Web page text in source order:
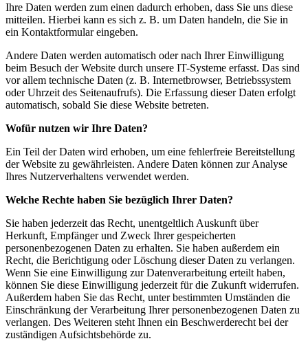
Ihre Daten werden zum einen dadurch erhoben, dass Sie uns diese
mitteilen. Hierbei kann es sich z. B. um Daten handeln, die Sie in
ein Kontaktformular eingeben.
Andere Daten werden automatisch oder nach Ihrer Einwilligung
beim Besuch der Website durch unsere IT-Systeme erfasst. Das sind
vor allem technische Daten (z. B. Internetbrowser, Betriebssystem
oder Uhrzeit des Seitenaufrufs). Die Erfassung dieser Daten erfolgt
automatisch, sobald Sie diese Website betreten.
Wofür nutzen wir Ihre Daten?
Ein Teil der Daten wird erhoben, um eine fehlerfreie Bereitstellung
der Website zu gewährleisten. Andere Daten können zur Analyse
Ihres Nutzerverhaltens verwendet werden.
Welche Rechte haben Sie bezüglich Ihrer Daten?
Sie haben jederzeit das Recht, unentgeltlich Auskunft über
Herkunft, Empfänger und Zweck Ihrer gespeicherten
personenbezogenen Daten zu erhalten. Sie haben außerdem ein
Recht, die Berichtigung oder Löschung dieser Daten zu verlangen.
Wenn Sie eine Einwilligung zur Datenverarbeitung erteilt haben,
können Sie diese Einwilligung jederzeit für die Zukunft widerrufen.
Außerdem haben Sie das Recht, unter bestimmten Umständen die
Einschränkung der Verarbeitung Ihrer personenbezogenen Daten zu
verlangen. Des Weiteren steht Ihnen ein Beschwerderecht bei der
zuständigen Aufsichtsbehörde zu.